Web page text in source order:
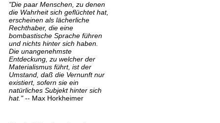
"Die paar Menschen, zu denen
die Wahrheit sich geflüchtet hat,
erscheinen als lächerliche
Rechthaber, die eine
bombastische Sprache führen
und nichts hinter sich haben.
Die unangenehmste
Entdeckung, zu welcher der
Materialismus führt, ist der
Umstand, daß die Vernunft nur
existiert, sofern sie ein
natürliches Subjekt hinter sich
hat."-- Max Horkheimer